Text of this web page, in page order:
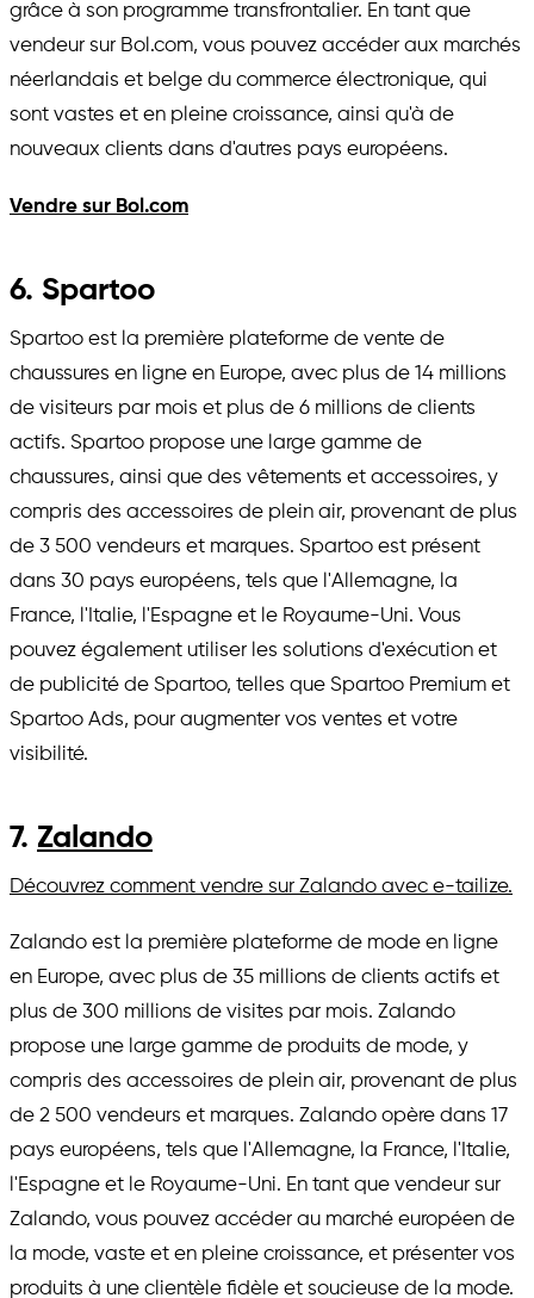
grâce à son programme transfrontalier. En tant que
vendeur sur Bol.com, vous pouvez accéder aux marchés
néerlandais et belge du commerce électronique, qui
sont vastes et en pleine croissance, ainsi qu'à de
nouveaux clients dans d'autres pays européens.
Vendre sur Bol.com
6. Spartoo
Spartoo est la première plateforme de vente de
chaussures en ligne en Europe, avec plus de 14 millions
de visiteurs par mois et plus de 6 millions de clients
actifs. Spartoo propose une large gamme de
chaussures, ainsi que des vêtements et accessoires, y
compris des accessoires de plein air, provenant de plus
de 3 500 vendeurs et marques. Spartoo est présent
dans 30 pays européens, tels que l'Allemagne, la
France, l'Italie, l'Espagne et le Royaume-Uni. Vous
pouvez également utiliser les solutions d'exécution et
de publicité de Spartoo, telles que Spartoo Premium et
Spartoo Ads, pour augmenter vos ventes et votre
visibilité.
7. Zalando
Découvrez comment vendre sur Zalando avec e-tailize.
Zalando est la première plateforme de mode en ligne
en Europe, avec plus de 35 millions de clients actifs et
plus de 300 millions de visites par mois. Zalando
propose une large gamme de produits de mode, y
compris des accessoires de plein air, provenant de plus
de 2 500 vendeurs et marques. Zalando opère dans 17
pays européens, tels que l'Allemagne, la France, l'Italie,
l'Espagne et le Royaume-Uni. En tant que vendeur sur
Zalando, vous pouvez accéder au marché européen de
la mode, vaste et en pleine croissance, et présenter vos
produits à une clientèle fidèle et soucieuse de la mode.